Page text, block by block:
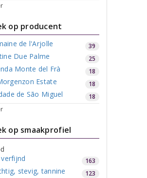
op producent
de l'Arjolle 39
Due Palme 25
Monte del Frà 18
Estate 18
de São Miguel 18
op smaakprofiel
163
stevig, tannine 123